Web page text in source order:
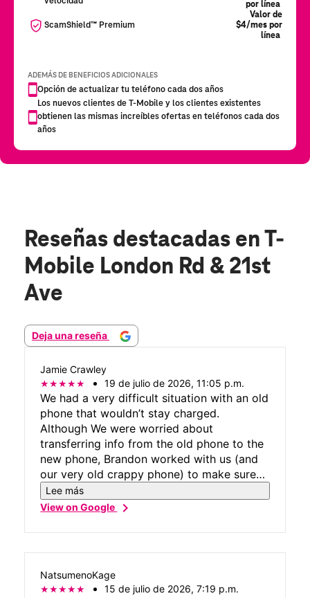
Reseñas destacadas en T-
Mobile London Rd & 21st
Ave
Deja una reseña
Jamie Crawley
19 de julio de 2026, 11:05 p.m.
We had a very difficult situation with an old
phone that wouldn’t stay charged.
Although We were worried about
transferring info from the old phone to the
new phone, Brandon worked with us (and
our very old crappy phone) to make sure
everything was transferred and working!
It’s stressful when you think you might lose
for your knowledge, patience and most of
all HUMOR! We really appreciate all your
Lee más
View on Googlechevron_right
NatsumenoKage
15 de julio de 2026, 7:19 p.m.